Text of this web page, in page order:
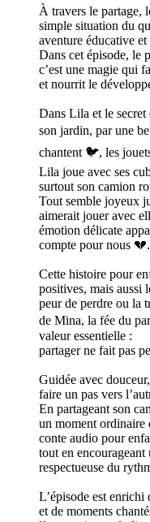
À travers le partage,
simple situation du
aventure éducative
Dans cet épisode, le
c’est une magie qui
et nourrit le
Dans Lila et le
son jardin, par une
chantent 🐦, les
Lila joue avec ses
surtout son camion
Tout semble joyeux
aimerait jouer avec
émotion délicate
compte pour nous 💔.
Cette histoire pour
positives, mais aussi
peur de perdre ou la
de Mina, la fée du
valeur essentielle :
partager ne fait pas
Guidée avec
faire un pas vers
En partageant son
un moment ordinaire
conte audio pour
tout en
respectueuse du
L’épisode est enrichi
et de moments